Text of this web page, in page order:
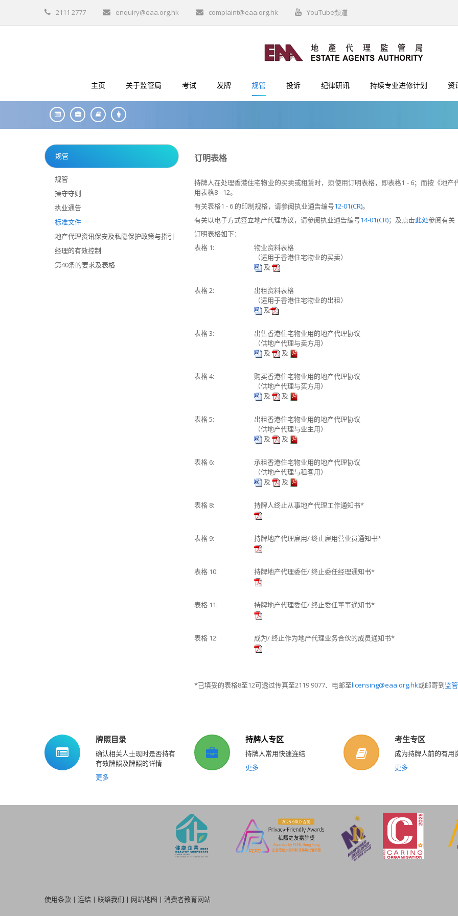
2111 2777 enquiry@eaa.org.hk complaint@eaa.org.hk YouTube频道
主页 关于监管局 考试 发牌 规管 投诉 纪律研讯 持续专业进修计划 资
规管
规管
操守守则
执业通告
标准文件
地产代理资讯保安及私隐保护政策与指引
经理的有效控制
第40条的要求及表格
订明表格
持牌人在处理香港住宅物业的买卖或租赁时，须使用订明表格，即表格1 - 6；而按《地产
用表格8 - 12。
有关表格1 - 6 的印制规格，请参阅执业通告编号12-01(CR)。
有关以电子方式签立地产代理协议，请参阅执业通告编号14-01(CR)；及点击此处参阅有关
订明表格如下：
表格 1:
物业资料表格
（适用于香港住宅物业的买卖）
及
表格 2:
出租资料表格
（适用于香港住宅物业的出租）
及
表格 3:
出售香港住宅物业用的地产代理协议
（供地产代理与卖方用）
及
及
表格 4:
购买香港住宅物业用的地产代理协议
（供地产代理与买方用）
及
及
表格 5:
出租香港住宅物业用的地产代理协议
（供地产代理与业主用）
及
及
表格 6:
承租香港住宅物业用的地产代理协议
（供地产代理与租客用）
及
及
表格 8: 持牌人终止从事地产代理工作通知书*
表格 9: 持牌地产代理雇用/ 终止雇用营业员通知书*
表格 10: 持牌地产代理委任/ 终止委任经理通知书*
表格 11: 持牌地产代理委任/ 终止委任董事通知书*
表格 12: 成为/ 终止作为地产代理业务合伙的成员通知书*
*已填妥的表格8至12可透过传真至2119 9077、电邮至licensing@eaa.org.hk或邮寄到监
牌照目录
确认相关人士现时是否持有
有效牌照及牌照的详情
更多
持牌人专区
持牌人常用快速连结
更多
考生专区
成为持牌人前的有用
更多
使用条款 | 连结 | 联络我们 | 网站地图 | 消费者教育网站